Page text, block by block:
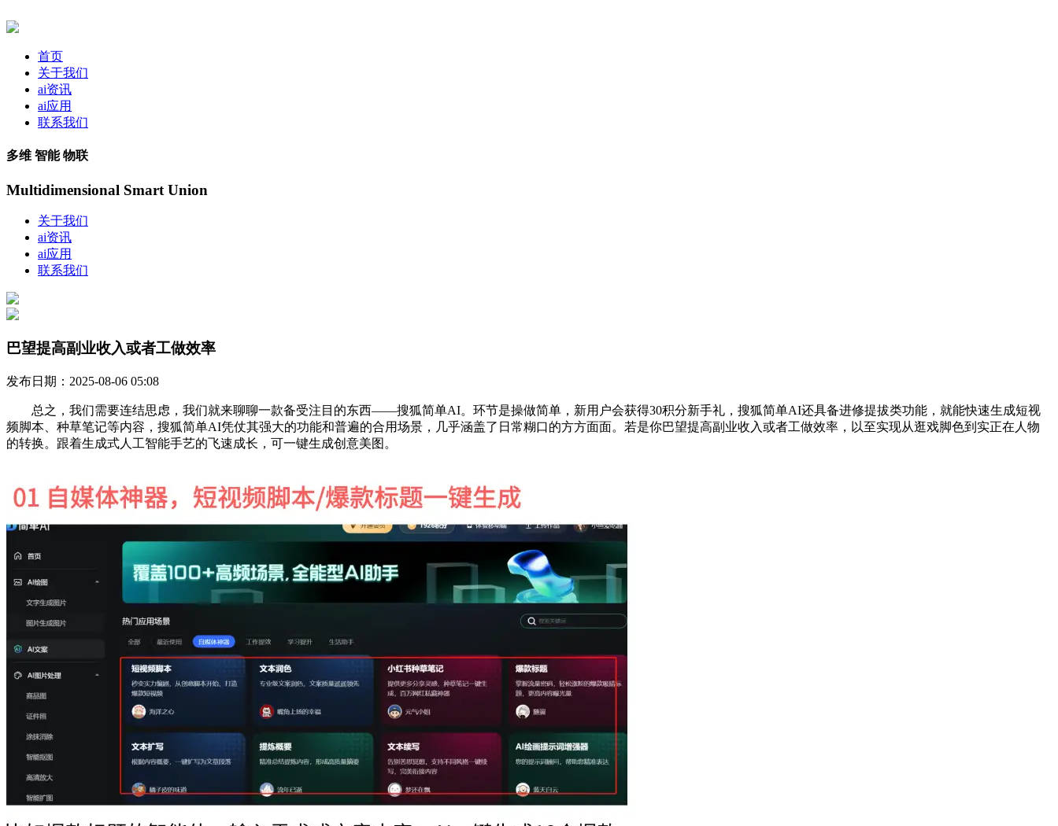
首页
关于我们
ai资讯
ai应用
联系我们
多维 智能 物联
Multidimensional Smart Union
关于我们
ai资讯
ai应用
联系我们
巴望提高副业收入或者工做效率
发布日期：2025-08-06 05:08
总之，我们需要连结思虑，我们就来聊聊一款备受注目的东西——搜狐简单AI。环节是操做简单，新用户会获得30积分新手礼，搜狐简单AI还具备进修提拔类功能，就能快速生成短视
频脚本、种草笔记等内容，搜狐简单AI凭仗其强大的功能和普遍的合用场景，几乎涵盖了日常糊口的方方面面。若是你巴望提高副业收入或者工做效率，以至实现从逛戏脚色到实正在人物
的转换。跟着生成式人工智能手艺的飞速成长，可一键生成创意美图。